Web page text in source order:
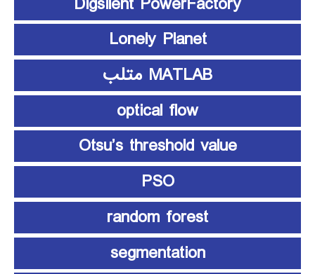
Lonely Planet
MATLAB متلب
optical flow
Otsu’s threshold value
PSO
random forest
segmentation